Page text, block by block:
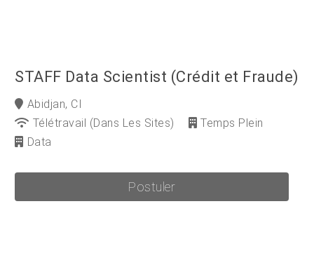
STAFF Data Scientist (Crédit et Fraude)
Abidjan, CI
Télétravail (dans Les Sites)
Temps Plein
Data
Postuler